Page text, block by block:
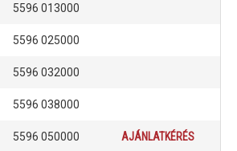
5596 013000
5596 025000
5596 032000
5596 038000
5596 050000 AJÁNLATKÉRÉS